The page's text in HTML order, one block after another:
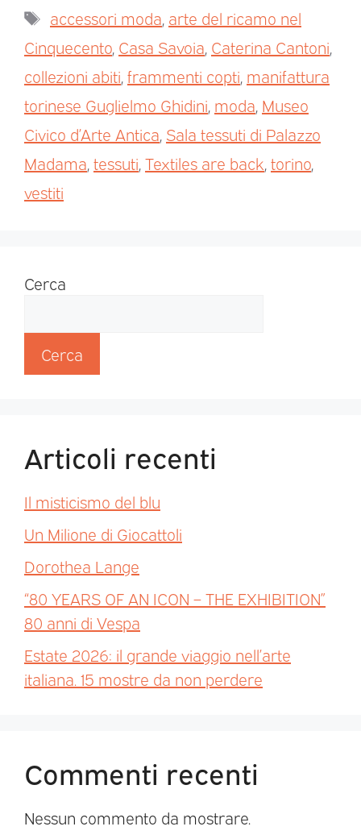
accessori moda arte del ricamo nel
Cinquecento Casa Savoia Caterina Cantoni
collezioni abiti frammenti copti manifattura
torinese Guglielmo Ghidini moda Museo
Civico d’Arte Antica Sala tessuti di Palazzo
Madama tessuti Textiles are back torino
vestiti
Cerca
Cerca
Articoli recenti
Il misticismo del blu
Un Milione di Giocattoli
Dorothea Lange
“80 YEARS OF AN ICON – THE EXHIBITION”
80 anni di Vespa
Estate 2026: il grande viaggio nell’arte
italiana. 15 mostre da non perdere
Commenti recenti
Nessun commento da mostrare.